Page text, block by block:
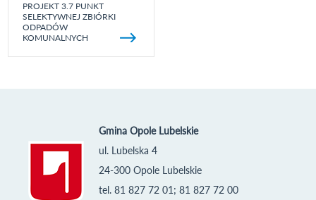
PROJEKT 3.7 PUNKT
SELEKTYWNEJ ZBIÓRKI
ODPADÓW
KOMUNALNYCH
Gmina Opole Lubelskie
ul. Lubelska 4
24-300 Opole Lubelskie
tel. 81 827 72 01; 81 827 72 00